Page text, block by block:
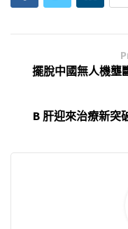
擺脫中國無人機壟
B 肝迎來治療新突